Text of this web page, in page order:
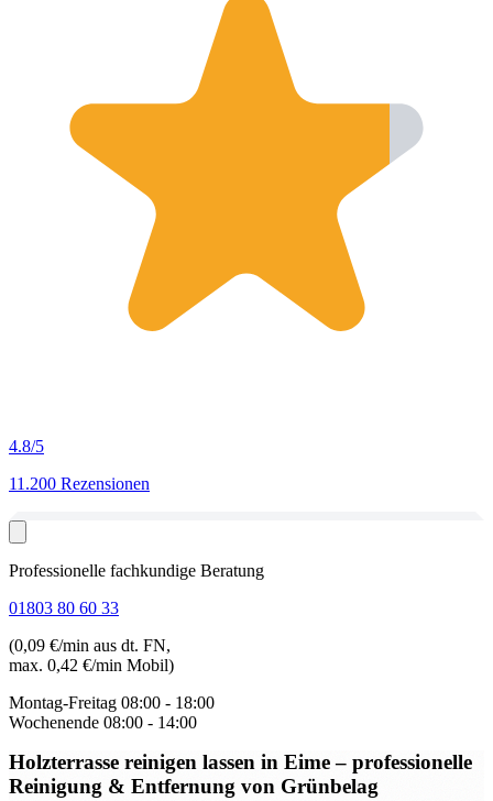
4.8/5
11.200 Rezensionen
Professionelle fachkundige Beratung
01803 80 60 33
(0,09 €/min aus dt. FN,
max. 0,42 €/min Mobil)
Montag-Freitag 08:00 - 18:00
Wochenende 08:00 - 14:00
Holzterrasse reinigen lassen in Eime– professionelle
Reinigung & Entfernung von Grünbelag